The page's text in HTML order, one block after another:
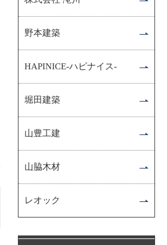
野本建築
HAPINICE-ハピナイス-
堀田建築
山豊工建
山脇木材
レオック